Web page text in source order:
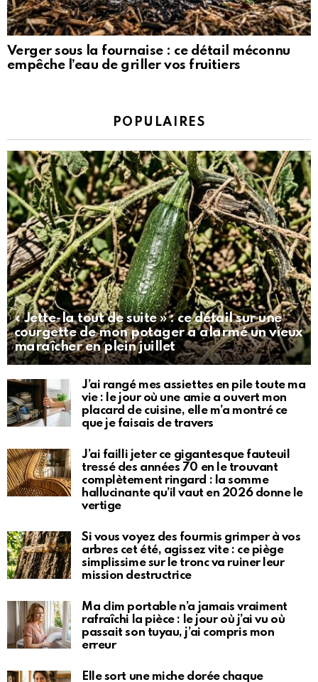
Verger sous la fournaise : ce détail méconnu
empêche l’eau de griller vos fruitiers
POPULAIRES
« Jette-la tout de suite » : ce détail sur une
courgette de mon potager a alarmé un vieux
maraîcher en plein juillet
J’ai rangé mes assiettes en pile toute ma
vie : le jour où une amie a ouvert mon
placard de cuisine, elle m’a montré ce
que je faisais de travers
J’ai failli jeter ce gigantesque fauteuil
tressé des années 70 en le trouvant
complètement ringard : la somme
hallucinante qu’il vaut en 2026 donne le
vertige
Si vous voyez des fourmis grimper à vos
arbres cet été, agissez vite : ce piège
simplissime sur le tronc va ruiner leur
mission destructrice
Ma clim portable n’a jamais vraiment
rafraîchi la pièce : le jour où j’ai vu où
passait son tuyau, j’ai compris mon
erreur
Elle sort une miche dorée chaque